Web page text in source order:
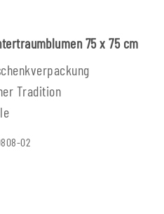
75 x 75 cm
Tradition
02